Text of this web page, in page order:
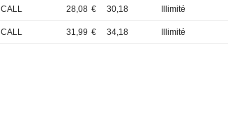
CALL 28,08 € 30,18 Illimité
CALL 31,99 € 34,18 Illimité